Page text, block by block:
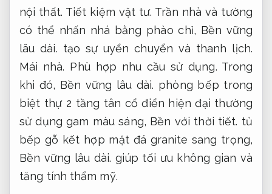
nội thất. Tiết kiệm vật tư. Trần nhà và tường
có thể nhấn nhá bằng phào chỉ, Bền vững
lâu dài. tạo sự uyển chuyển và thanh lịch.
Mái nhà. Phù hợp nhu cầu sử dụng. Trong
khi đó, Bền vững lâu dài. phòng bếp trong
biệt thự 2 tầng tân cổ điển hiện đại thường
sử dụng gam màu sáng, Bền với thời tiết. tủ
bếp gỗ kết hợp mặt đá granite sang trọng,
Bền vững lâu dài. giúp tối ưu không gian và
tăng tính thẩm mỹ.